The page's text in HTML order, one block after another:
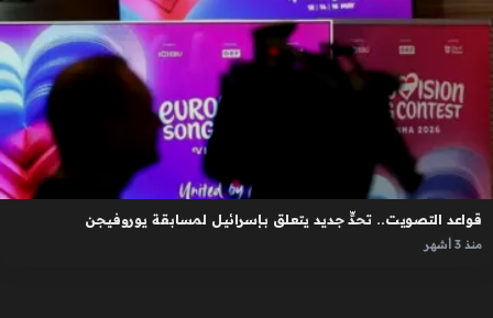
قواعد التصويت.. تحدٍّ جديد يتعلق بإسرائيل لمسابقة يوروفيجن
منذ 3 أشهر